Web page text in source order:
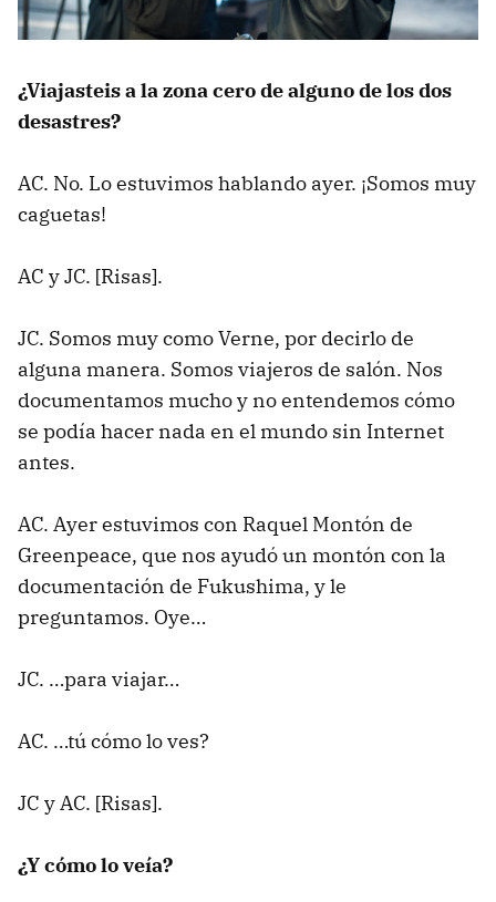
¿Viajasteis a la zona cero de alguno de los dos
desastres?
AC. No. Lo estuvimos hablando ayer. ¡Somos muy
caguetas!
AC y JC. [Risas].
JC. Somos muy como Verne, por decirlo de
alguna manera. Somos viajeros de salón. Nos
documentamos mucho y no entendemos cómo
se podía hacer nada en el mundo sin Internet
antes.
AC. Ayer estuvimos con Raquel Montón de
Greenpeace, que nos ayudó un montón con la
documentación de Fukushima, y le
preguntamos. Oye…
JC. …para viajar…
AC. …tú cómo lo ves?
JC y AC. [Risas].
¿Y cómo lo veía?